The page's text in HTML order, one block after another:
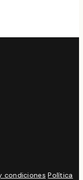
condiciones Política